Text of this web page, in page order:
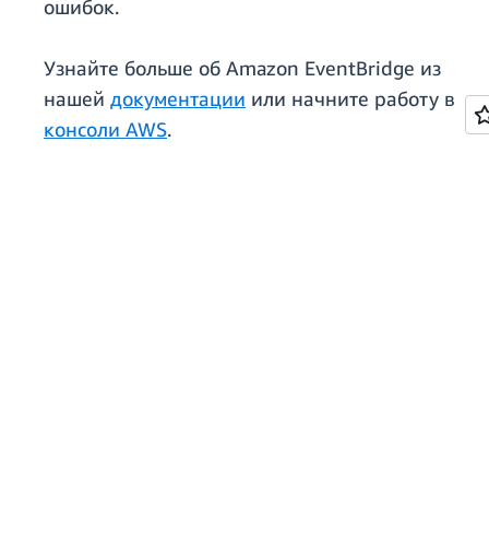
ошибок.
Узнайте больше об Amazon EventBridge из
нашей документации или начните работу в
консоли AWS.